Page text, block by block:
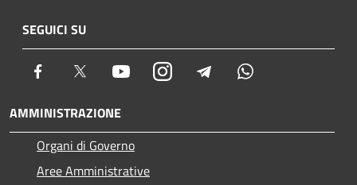
SEGUICI SU
Facebook Twitter YoutubeInstagram Telegram
AMMINISTRAZIONE
Organi di Governo
Aree Amministrative